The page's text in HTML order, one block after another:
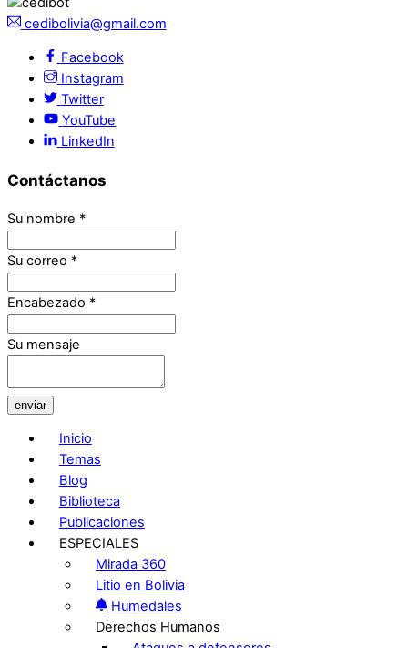
cedibolivia@gmail.com
Facebook
Instagram
Twitter
YouTube
LinkedIn
Contáctanos
Su nombre *
Su correo *
Encabezado *
Su mensaje
enviar
Inicio
Temas
Blog
Biblioteca
Publicaciones
ESPECIALES
Mirada 360
Litio en Bolivia
Humedales
Derechos Humanos